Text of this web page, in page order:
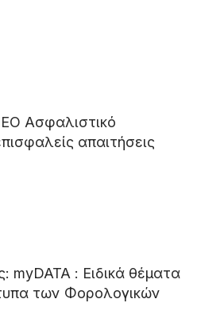
Ασφαλιστικό
απαιτήσεις
myDATA : Ειδικά θέματα
των Φορολογικών